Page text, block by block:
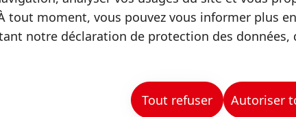
soutiennent qu’une interdiction du
tout moment, vous pouvez vous informer plus
notre déclaration de protection des données,
Tout refuser Autoriser